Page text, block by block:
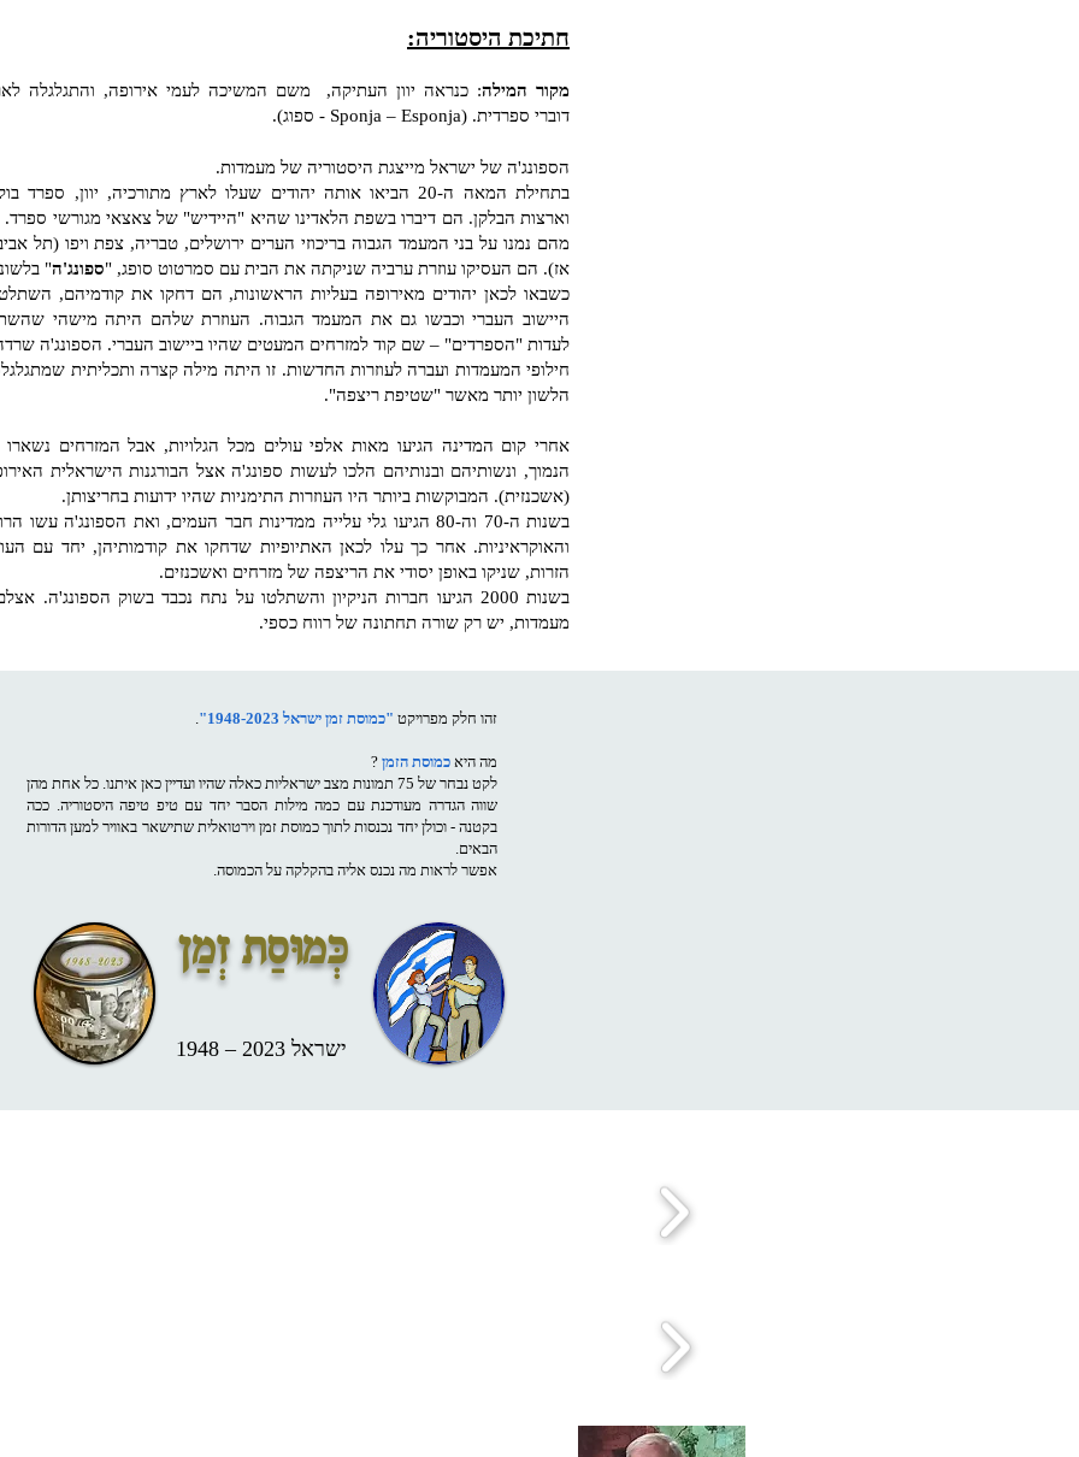
חתיכת היסטוריה:
מקור המילה: כנראה יוון העתיקה, משם המשיכה לעמי אירופה, והתגלגלה
דוברי ספרדית. (Sponja – Esponja - ספוג).
הספונג'ה של ישראל מייצגת היסטוריה של מעמדות.
בתחילת המאה ה-20 הביאו אותה יהודים שעלו לארץ מתורכיה, יוון, ספרד
וארצות הבלקן. הם דיברו בשפת הלאדינו שהיא "היידיש" של צאצאי מגורשי ספרד.
מהם נמנו על בני המעמד הגבוה בריכוזי הערים ירושלים, טבריה, צפת ויפו (תל
אז). הם העסיקו עוזרת ערביה שניקתה את הבית עם סמרטוט סופג, "ספונג'ה"
כשבאו לכאן יהודים מאירופה בעליות הראשונות, הם דחקו את קודמיהם,
היישוב העברי וכבשו גם את המעמד הגבוה. העוזרת שלהם היתה מישהי
לעדות "הספרדים" – שם קוד למזרחים המעטים שהיו ביישוב העברי. הספונג'ה
חילופי המעמדות ועברה לעוזרות החדשות. זו היתה מילה קצרה ותכליתית
הלשון יותר מאשר "שטיפת ריצפה".
אחרי קום המדינה הגיעו מאות אלפי עולים מכל הגלויות, אבל המזרחים נשארו
הנמוך, ונשותיהם ובנותיהם הלכו לעשות ספונג'ה אצל הבורגנות הישראלית
(אשכנזית). המבוקשות ביותר היו העוזרות התימניות שהיו ידועות בחריצותן.
בשנות ה-70 וה-80 הגיעו גלי עלייה ממדינות חבר העמים, ואת הספונג'ה עשו
והאוקראיניות. אחר כך עלו לכאן האתיופיות שדחקו את קודמותיהן, יחד עם
הזרות, שניקו באופן יסודי את הריצפה של מזרחים ואשכנזים.
בשנות 2000 הגיעו חברות הניקיון והשתלטו על נתח נכבד בשוק הספונג'ה.
מעמדות, יש רק שורה תחתונה של רווח כספי.
זהו חלק מפרויקט "כמוסת זמן ישראל 1948-2023" .
מה היא כמוסת הזמן ?
לקט נבחר של 75 תמונות מצב ישראליות כאלה שהיו ועדיין כאן איתנו. כל אחת מהן
שווה הגדרה מעודכנת עם כמה מילות הסבר יחד עם טיפ טיפה היסטוריה. ככה
בקטנה - וכולן יחד נכנסות לתוך כמוסת זמן וירטואלית שתישאר באוויר למען הדורות
הבאים.
אפשר לראות מה נכנס אליה בהקלקה על הכמוסה.
כְּמוּסַת זְמַן
ישראל 2023 – 1948